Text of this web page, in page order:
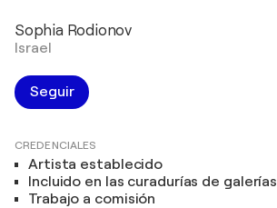
Sophia Rodionov
Israel
Seguir
CREDENCIALES
Artista establecido
Incluido en las curadurías de galerías
Trabajo a comisión